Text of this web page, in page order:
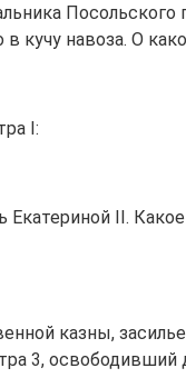
кучу навоза. О
I:
II. Какое
казны,
3, освободивший